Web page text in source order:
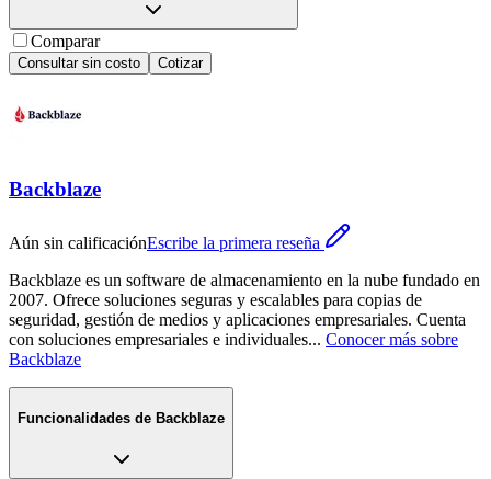
Comparar
Consultar sin costo Cotizar
Backblaze
Aún sin calificaciónEscribe la primera reseña
Backblaze es un software de almacenamiento en la nube fundado en
2007. Ofrece soluciones seguras y escalables para copias de
seguridad, gestión de medios y aplicaciones empresariales. Cuenta
con soluciones empresariales e individuales... Conocer más sobre
Backblaze
Funcionalidades de Backblaze